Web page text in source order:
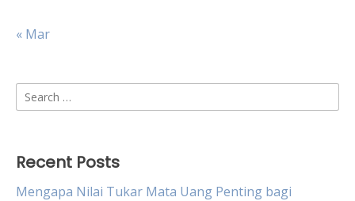
« Mar
Search
for:
Recent Posts
Mengapa Nilai Tukar Mata Uang Penting bagi